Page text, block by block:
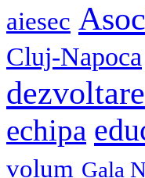
aiesec
Cluj-Napoca
echipa
volum Gala